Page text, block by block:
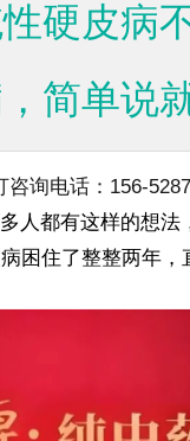
硬皮病
简单说
询电话：156-
人都有这样的想
困住了整整两年